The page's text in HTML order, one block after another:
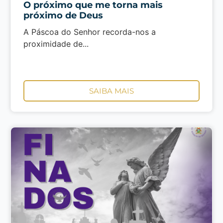
O próximo que me torna mais
próximo de Deus
A Páscoa do Senhor recorda-nos a
proximidade de...
SAIBA MAIS